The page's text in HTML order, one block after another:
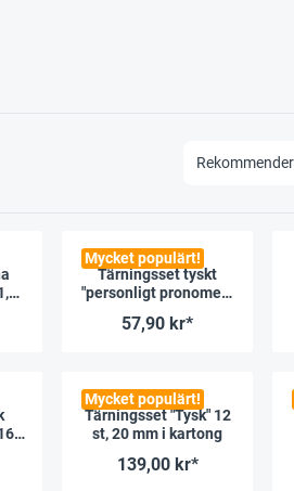
Mycket populärt!
Tärningsset tyskt
"personligt pronomen"
57,90 kr*
Mycket populärt!
Tärningsset "Tysk" 12
st, 20 mm i kartong
139,00 kr*